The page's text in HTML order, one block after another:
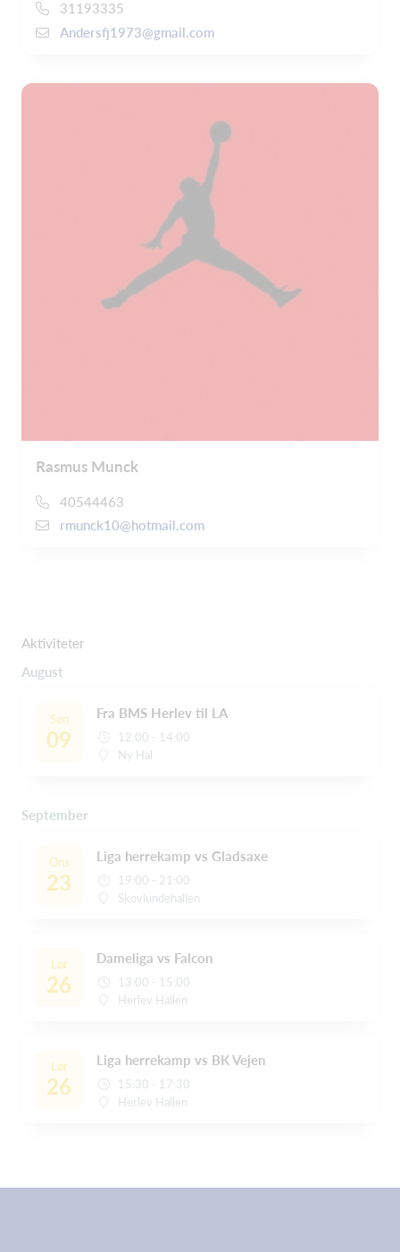
31193335
Andersfj1973@gmail.com
Rasmus Munck
40544463
rmunck10@hotmail.com
Aktiviteter
August
Søn
09
Fra BMS Herlev til LA
12:00 - 14:00
Ny Hal
September
Ons
23
Liga herrekamp vs Gladsaxe
19:00 - 21:00
Skovlundehallen
Lør
26
Dameliga vs Falcon
13:00 - 15:00
Herlev Hallen
Lør
26
Liga herrekamp vs BK Vejen
15:30 - 17:30
Herlev Hallen